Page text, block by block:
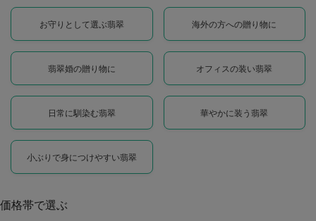
お守りとして選ぶ翡翠 海外の方への贈り物に
翡翠婚の贈り物に オフィスの装い翡翠
日常に馴染む翡翠 華やかに装う翡翠
小ぶりで身につけやすい翡翠
価格帯で選ぶ